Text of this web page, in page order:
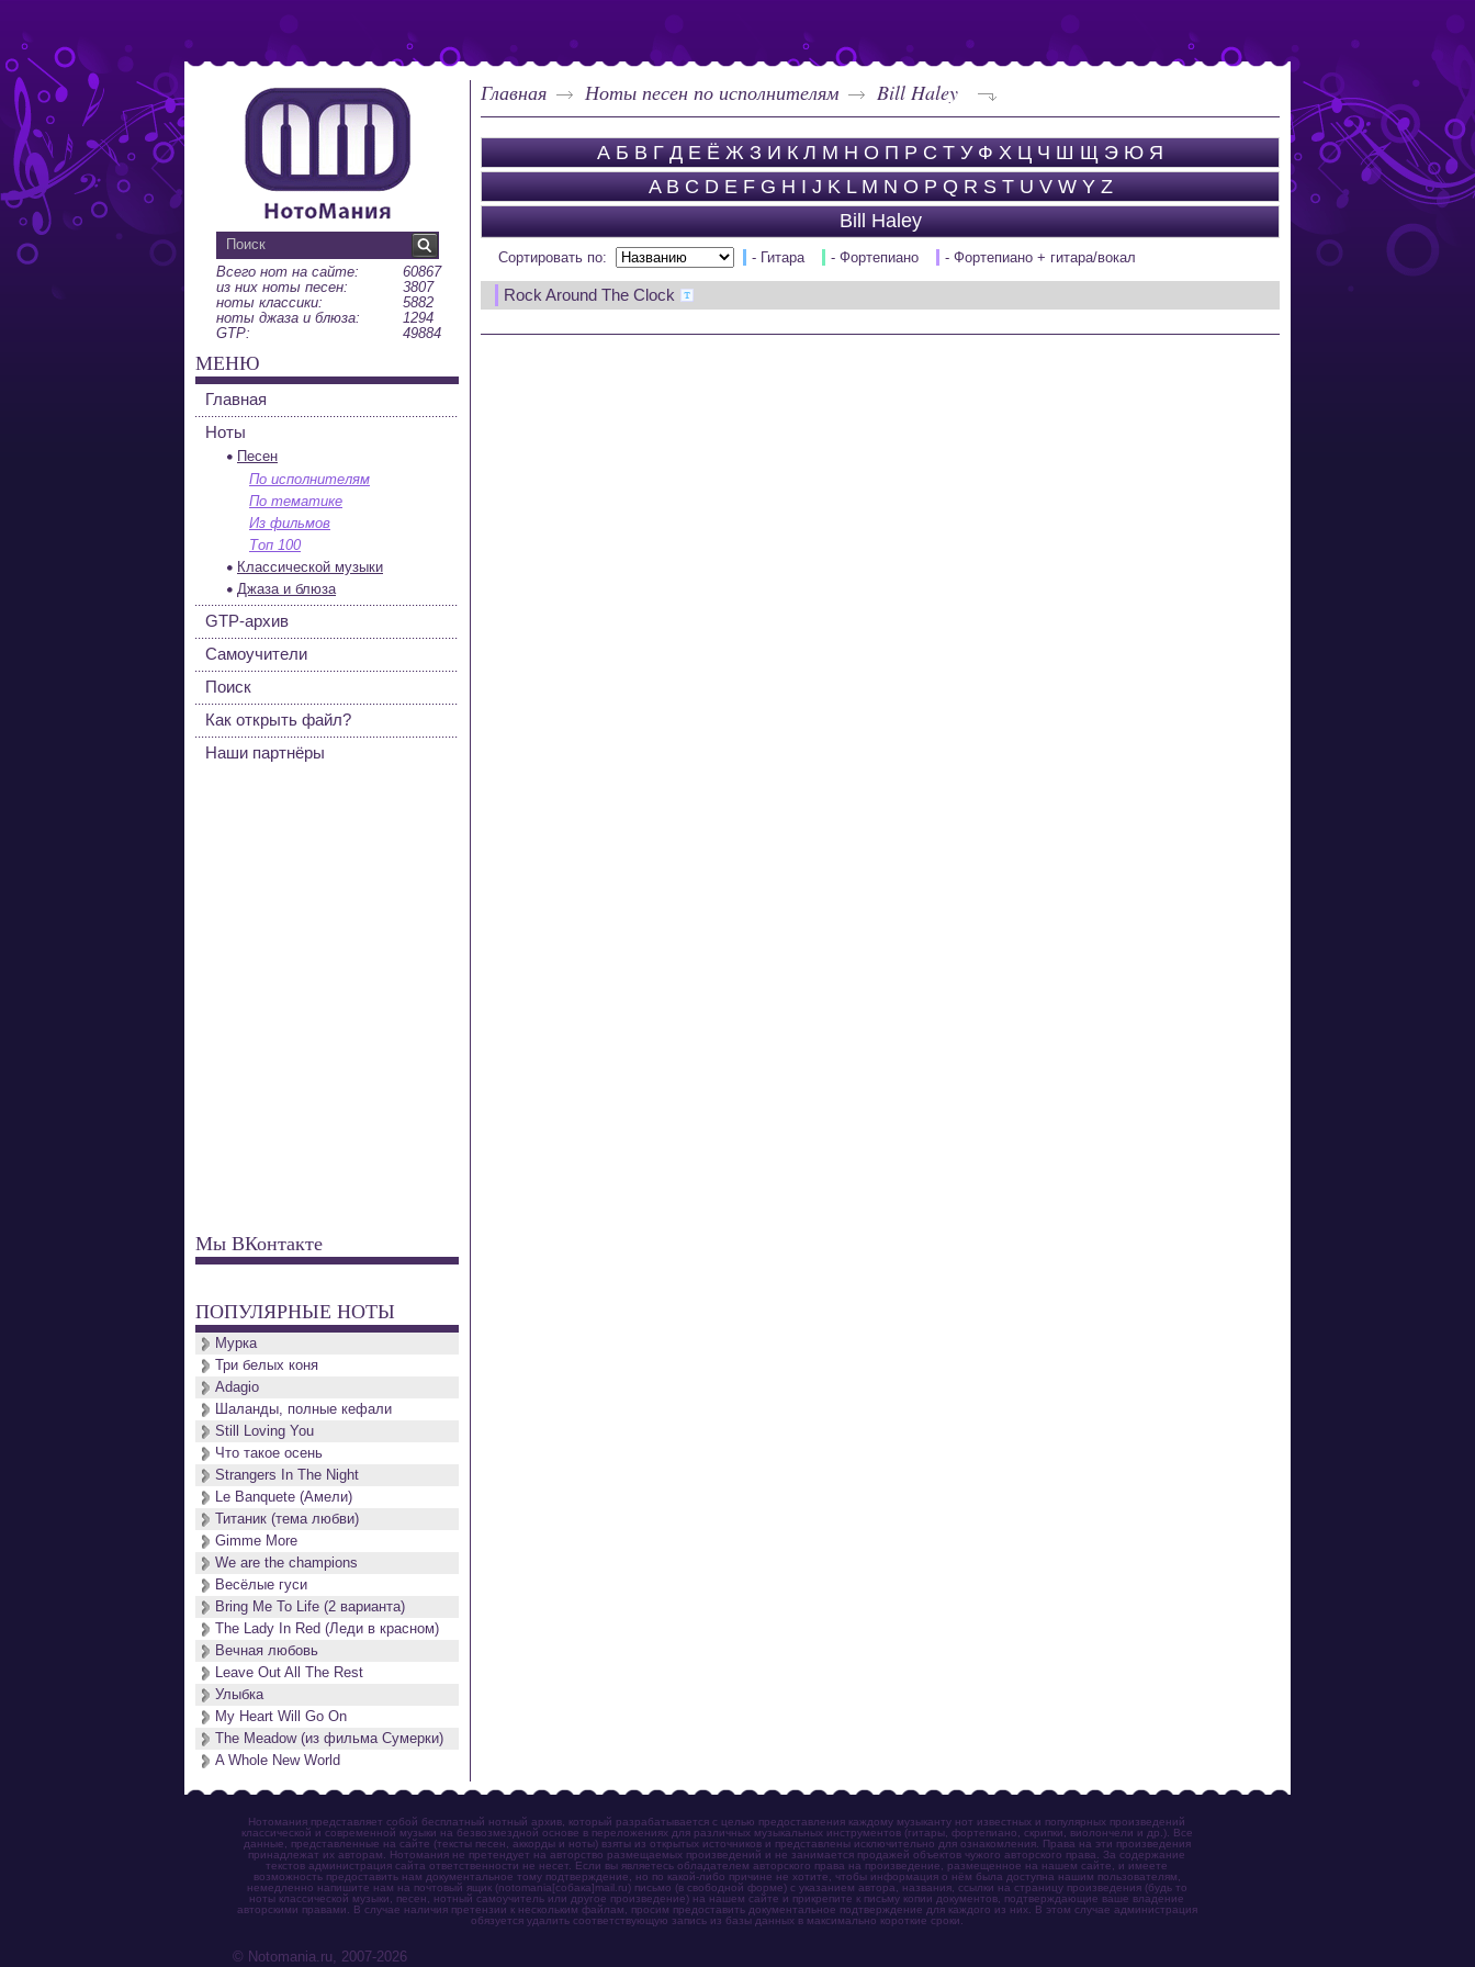
Главная Ноты песен по исполнителям Bill Haley
А Б В Г Д Е Ё Ж З И К Л М Н О П Р С Т У Ф Х Ц Ч Ш Щ Э Ю Я
A B C D E F G H I J K L M N O P Q R S T U V W Y Z
Bill Haley
Сортировать по: - Гитара - Фортепиано - Фортепиано + гитара/вокал
Rock Around The Clock
Всего нот на сайте:
60867
из них ноты песен:
3807
ноты классики:
5882
ноты джаза и блюза:
1294
GTP:
49884
МЕНЮ
Главная
Ноты
Песен
По исполнителям
По тематике
Из фильмов
Топ 100
Классической музыки
Джаза и блюза
GTP-архив
Самоучители
Поиск
Как открыть файл?
Наши партнёры
Мы ВКонтакте
ПОПУЛЯРНЫЕ НОТЫ
Мурка
Три белых коня
Adagio
Шаланды, полные кефали
Still Loving You
Что такое осень
Strangers In The Night
Le Banquete (Амели)
Титаник (тема любви)
Gimme More
We are the champions
Весёлые гуси
Bring Me To Life (2 варианта)
The Lady In Red (Леди в красном)
Вечная любовь
Leave Out All The Rest
Улыбка
My Heart Will Go On
The Meadow (из фильма Сумерки)
A Whole New World
Нотомания представляет собой бесплатный нотный архив, который разрабатывается с целью предоставления каждому музыканту нот известных и популярных произведений
классической и современной музыки на безвозмездной основе в переложениях для различных музыкальных инструментов (гитары, фортепиано, скрипки, виолончели и др.). Все
данные, представленные на сайте (тексты песен, аккорды и ноты) взяты из открытых источников и представлены исключительно для ознакомления. Права на эти произведения
принадлежат их авторам. Нотомания не претендует на авторство размещаемых произведений и не занимается продажей объектов чужого авторского права. За содержание
текстов администрация сайта ответственности не несет. Если вы являетесь обладателем авторского права на произведение, размещенное на нашем сайте, и имеете
возможность предоставить нам документальное тому подтверждение, но по какой-либо причине не хотите, чтобы информация о нём была доступна нашим пользователям,
немедленно напишите нам на почтовый ящик (notomania[собака]mail.ru) письмо (в свободной форме) с указанием автора, названия, ссылки на страницу произведения (будь то
ноты классической музыки, песен, нотный самоучитель или другое произведение) на нашем сайте и прикрепите к письму копии документов, подтверждающие ваше владение
авторскими правами. В случае наличия претензии к нескольким файлам, просим предоставить документальное подтверждение для каждого из них. В этом случае администрация
обязуется удалить соответствующую запись из базы данных в максимально короткие сроки.
© Notomania.ru, 2007-2026